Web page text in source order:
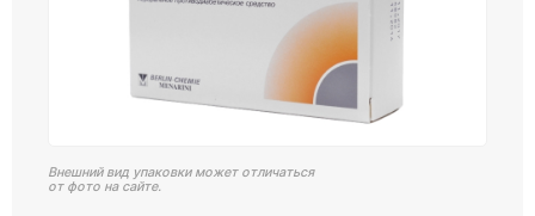
Внешний вид упаковки может отличаться
от фото на сайте.